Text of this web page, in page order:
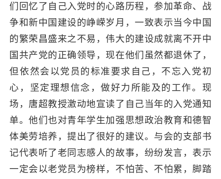
们回忆了自己入党时的心路历程，参加革命、战
争和新中国建设的峥嵘岁月，一致表示当今中国
的繁荣昌盛来之不易，伟大的建设成就离不开中
国共产党的正确领导，现在他们虽然都退休了，
但依然会以党员的标准要求自己，不忘入党初
心，坚定理想信念，做好力所能及的工作。现
场，唐超教授激动地宣读了自己当年的入党通知
单。他们也对青年学生加强思想政治教育和德智
体美劳培养，提出了很好的建议。与会的支部书
记代表听了老同志感人的故事，纷纷发言，表示
一定会以老党员为榜样，不怕苦、不怕累，脚踏